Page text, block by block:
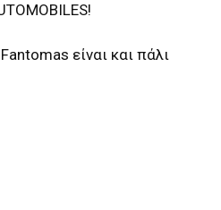
είναι και πάλι